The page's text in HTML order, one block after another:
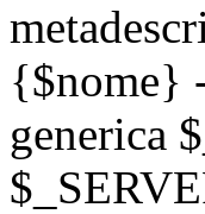
{$nome}
generica